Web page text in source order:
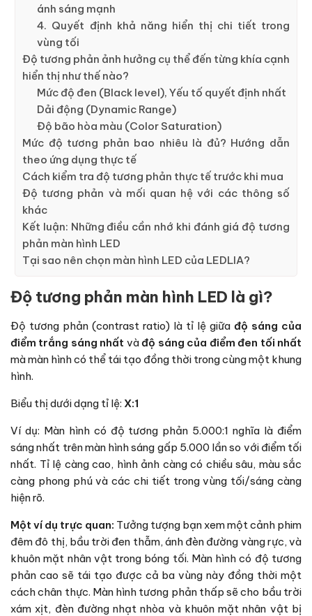
ánh sáng mạnh
4. Quyết định khả năng hiển thị chi tiết trong
vùng tối
Độ tương phản ảnh hưởng cụ thể đến từng khía cạnh
hiển thị như thế nào?
Mức độ đen (Black level), Yếu tố quyết định nhất
Dải động (Dynamic Range)
Độ bão hòa màu (Color Saturation)
Mức độ tương phản bao nhiêu là đủ? Hướng dẫn
theo ứng dụng thực tế
Cách kiểm tra độ tương phản thực tế trước khi mua
Độ tương phản và mối quan hệ với các thông số
khác
Kết luận: Những điều cần nhớ khi đánh giá độ tương
phản màn hình LED
Tại sao nên chọn màn hình LED của LEDLIA?
Độ tương phản màn hình LED là gì?
Độ tương phản (contrast ratio) là tỉ lệ giữa độ sáng của
điểm trắng sáng nhất vàđộ sáng của điểm đen tối nhất
mà màn hình có thể tái tạo đồng thời trong cùng một khung
hình.
Biểu thị dưới dạng tỉ lệ: X:1
Ví dụ: Màn hình có độ tương phản 5.000:1 nghĩa là điểm
sáng nhất trên màn hình sáng gấp 5.000 lần so với điểm tối
nhất. Tỉ lệ càng cao, hình ảnh càng có chiều sâu, màu sắc
càng phong phú và các chi tiết trong vùng tối/sáng càng
hiện rõ.
Một ví dụ trực quan: Tưởng tượng bạn xem một cảnh phim
đêm đô thị, bầu trời đen thẫm, ánh đèn đường vàng rực, và
khuôn mặt nhân vật trong bóng tối. Màn hình có độ tương
phản cao sẽ tái tạo được cả ba vùng này đồng thời một
cách chân thực. Màn hình tương phản thấp sẽ cho bầu trời
xám xịt, đèn đường nhạt nhòa và khuôn mặt nhân vật bị